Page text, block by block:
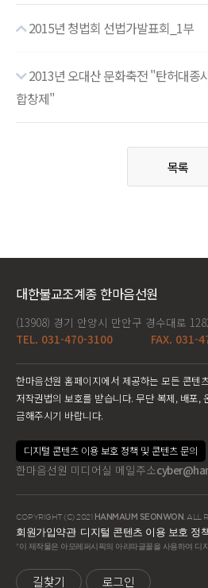
2015년 청법회 선법가발표회_1부
2013년 오대산 문화축전 "탄허대종
합창제"
목록
대한불교조계종 한마음선원
(13908) 경기 안양시 만안구 경수대로
TEL. 031-470-3100
FAX. 031-
한마음선원 홈페이지에서 제공하는 모든 콘텐
저작권법의 보호를 받습니다. 무단 복제, 배포,
금해주시기 바랍니다.
디지털 콘텐츠 이용 보호 정책 및 콘텐츠 문의
한마음선원 미디어실 메일주소
COPYRIGHT (C) 2021 HANMAUM SEONWON . ALL
회원가입약관 디지털 콘텐츠 이용 보호 정
"이 제작물은 아모레퍼시픽의 아리따글꼴을 사용하여 디
길찾기 로그인